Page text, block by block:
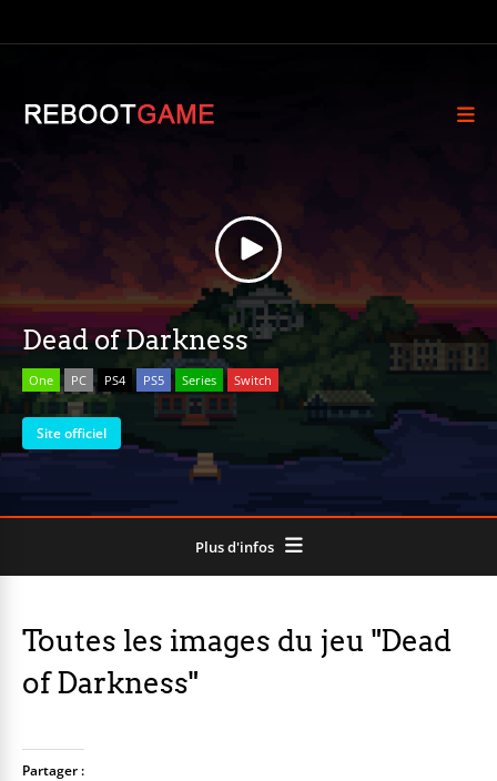
Dead of Darkness
One PC PS4 PS5 Series Switch
Site officiel
Plus d'infos
Toutes les images du jeu "Dead
of Darkness"
Partager :